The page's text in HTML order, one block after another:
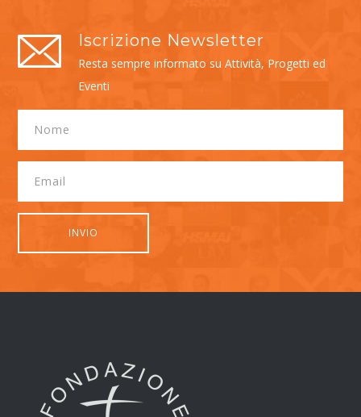
Iscrizione Newsletter
Resta sempre informato su Attività, Progetti ed
Eventi